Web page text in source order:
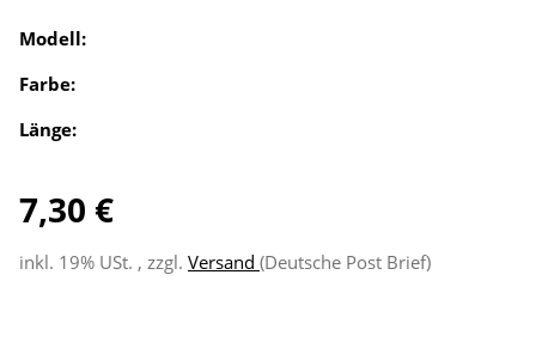
Modell:
Farbe:
Länge:
7,30 €
inkl. 19% USt. , zzgl. Versand (Deutsche Post Brief)